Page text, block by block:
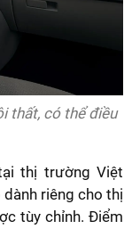
thất, có thể điều
thị trường Việt
riêng cho thị
tùy chỉnh. Điểm